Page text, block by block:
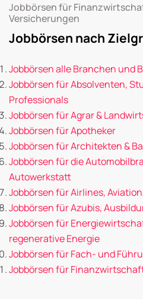
Jobbörsen für
Versicherungen
Jobbörsen nach
Jobbörsen alle Branchen und
Jobbörsen für Absolventen,
Professionals
Jobbörsen für Agrar &
Jobbörsen für Apotheker
Jobbörsen für Architekten &
Jobbörsen für die
Autowerkstatt
Jobbörsen für Airlines,
Jobbörsen für Azubis,
Jobbörsen für
regenerative Energie
Jobbörsen für Fach- und
Jobbörsen für